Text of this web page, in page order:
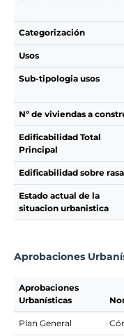
Categorización
Usos
Sub-tipologia usos
Nº de viviendas a
Edificabilidad Total
Principal
Edificabilidad sobre
Estado actual de la
situacion urbanistica
Aprobaciones
Aprobaciones
Urbanísticas
Plan General